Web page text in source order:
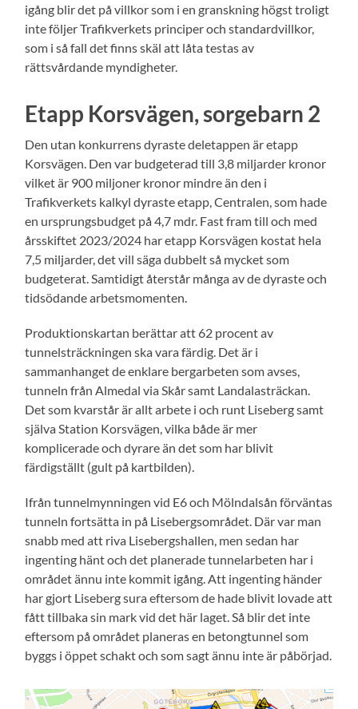
igång blir det på villkor som i en granskning högst troligt
inte följer Trafikverkets principer och standardvillkor,
som i så fall det finns skäl att låta testas av
rättsvårdande myndigheter.
Etapp Korsvägen, sorgebarn 2
Den utan konkurrens dyraste deletappen är etapp
Korsvägen. Den var budgeterad till 3,8 miljarder kronor
vilket är 900 miljoner kronor mindre än den i
Trafikverkets kalkyl dyraste etapp, Centralen, som hade
en ursprungsbudget på 4,7 mdr. Fast fram till och med
årsskiftet 2023/2024 har etapp Korsvägen kostat hela
7,5 miljarder, det vill säga dubbelt så mycket som
budgeterat. Samtidigt återstår många av de dyraste och
tidsödande arbetsmomenten.
Produktionskartan berättar att 62 procent av
tunnelsträckningen ska vara färdig. Det är i
sammanhanget de enklare bergarbeten som avses,
tunneln från Almedal via Skår samt Landalasträckan.
Det som kvarstår är allt arbete i och runt Liseberg samt
själva Station Korsvägen, vilka både är mer
komplicerade och dyrare än det som har blivit
färdigställt (gult på kartbilden).
Ifrån tunnelmynningen vid E6 och Mölndalsån förväntas
tunneln fortsätta in på Lisebergsområdet. Där var man
snabb med att riva Lisebergshallen, men sedan har
ingenting hänt och det planerade tunnelarbeten har i
området ännu inte kommit igång. Att ingenting händer
har gjort Liseberg sura eftersom de hade blivit lovade att
fått tillbaka sin mark vid det här laget. Så blir det inte
eftersom på området planeras en betongtunnel som
byggs i öppet schakt och som sagt ännu inte är påbörjad.